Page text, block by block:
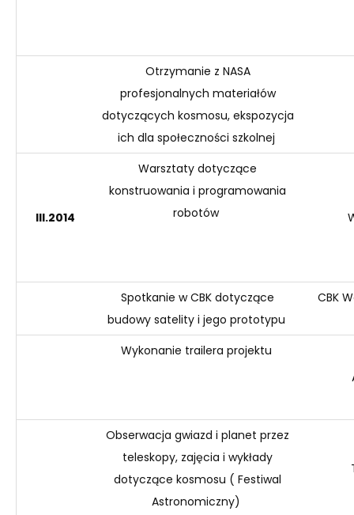
Otrzymanie z NASA
profesjonalnych materiałów
dotyczących kosmosu, ekspozycja
ich dla społeczności szkolnej
III.2014
Warsztaty dotyczące
konstruowania i programowania
robotów
Spotkanie w CBK dotyczące
budowy satelityi jego prototypu
CBK
Wykonanie trailera projektu
Obserwacja gwiazd i planet przez
teleskopy, zajęcia i wykłady
dotyczące kosmosu ( Festiwal
Astronomiczny)